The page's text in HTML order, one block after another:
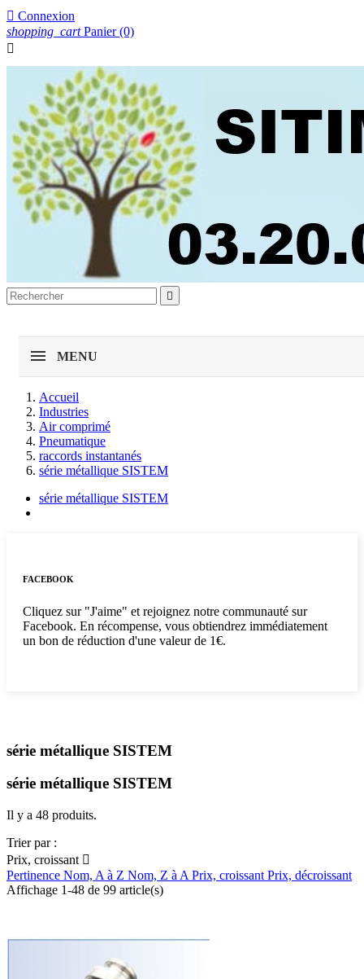
 Connexion
shopping_cart Panier (0)


MENU
Accueil
Industries
Air comprimé
Pneumatique
raccords instantanés
série métallique SISTEM
série métallique SISTEM
FACEBOOK
Cliquez sur "J'aime" et rejoignez notre communauté sur
Facebook. En récompense, vous obtiendrez immédiatement
un bon de réduction d'une valeur de 1€.
série métallique SISTEM
série métallique SISTEM
Il y a 48 produits.
Trier par :
Prix, croissant 
Pertinence Nom, A à Z Nom, Z à A Prix, croissant Prix, décroissant
Affichage 1-48 de 99 article(s)